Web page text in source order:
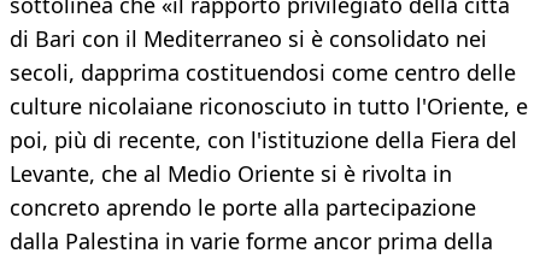
di Bari con il Mediterraneo si è consolidato nei
secoli, dapprima costituendosi come centro delle
culture nicolaiane riconosciuto in tutto l'Oriente, e
poi, più di recente, con l'istituzione della Fiera del
Levante, che al Medio Oriente si è rivolta in
concreto aprendo le porte alla partecipazione
dalla Palestina in varie forme ancor prima della